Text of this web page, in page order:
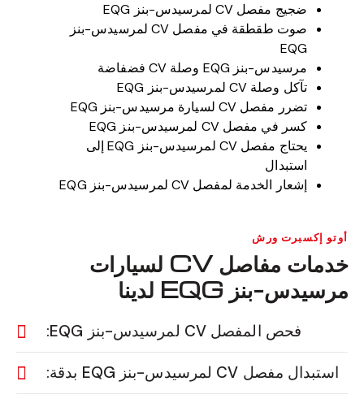
ضجيج مفصل CV لمرسيدس-بنز EQG
صوت طقطقة في مفصل CV لمرسيدس-بنز
EQG
مرسيدس-بنز EQG وصلة CV فضفاضة
تآكل وصلة CV لمرسيدس-بنز EQG
تضرر مفصل CV لسيارة مرسيدس-بنز EQG
كسر في مفصل CV لمرسيدس-بنز EQG
يحتاج مفصل CV لمرسيدس-بنز EQG إلى
استبدال
إشعار الخدمة لمفصل CV لمرسيدس-بنز EQG
أوتو إكسبرت ورش
خدمات مفاصل CV لسيارات
مرسيدس-بنز EQG لدينا
فحص المفصل CV لمرسيدس-بنز EQG:
استبدال مفصل CV لمرسيدس-بنز EQG بدقة: